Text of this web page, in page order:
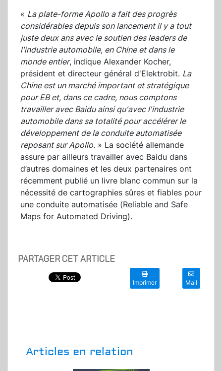
« La plate-forme Apollo a fait des progrès
considérables depuis son lancement il y a tout
juste deux ans avec le soutien des leaders de
l'industrie automobile, en Chine et dans le
monde entier, indique Alexander Kocher,
président et directeur général d'Elektrobit. La
Chine est un marché important et stratégique
pour EB et, dans ce cadre, nous comptons
travailler avec Baidu ainsi qu'avec l'industrie
automobile dans sa totalité pour accélérer le
développement de la conduite automatisée
reposant sur Apollo. » La société allemande
assure par ailleurs travailler avec Baidu dans
d’autres domaines et les deux partenaires ont
récemment publié un livre blanc commun sur la
nécessité de cartographies sûres et fiables pour
une conduite automatisée (Reliable and Safe
Maps for Automated Driving).
PARTAGER CET ARTICLE
Imprimer Mail
Articles en relation